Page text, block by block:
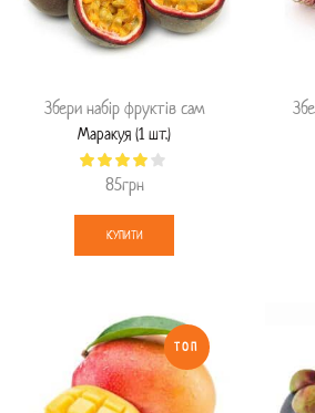
Збери набір фруктів сам
Маракуя (1 шт.)
85грн
КУПИТИ
ТОП